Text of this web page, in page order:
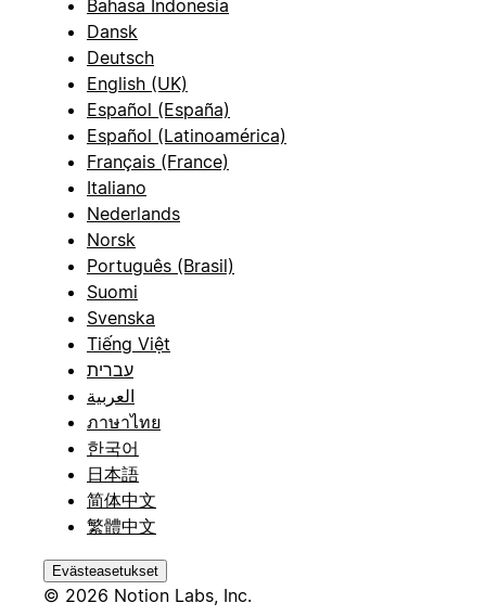
Bahasa Indonesia
Dansk
Deutsch
English (UK)
Español (España)
Español (Latinoamérica)
Français (France)
Italiano
Nederlands
Norsk
Português (Brasil)
Suomi
Svenska
Tiếng Việt
עברית
العربية
ภาษาไทย
한국어
日本語
简体中文
繁體中文
Evästeasetukset
© 2026 Notion Labs, Inc.